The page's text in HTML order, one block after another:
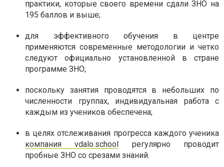
практики, которые своего времени сдали ЗНО на
195 баллов и выше;
для эффективного обучения в центре
применяются современные методологии и четко
следуют официально установленной в стране
программе ЗНО;
поскольку занятия проводятся в небольших по
численности группах, индивидуальная работа с
каждым из учеников обеспечена;
в целях отслеживания прогресса каждого ученика
компания vdalo.school регулярно проводит
пробные ЗНО со срезами знаний.